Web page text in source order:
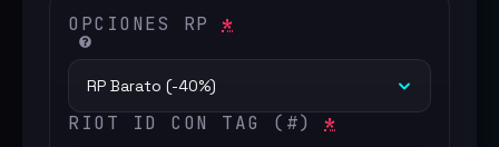
OPCIONES RP *
RIOT ID CON TAG (#) *